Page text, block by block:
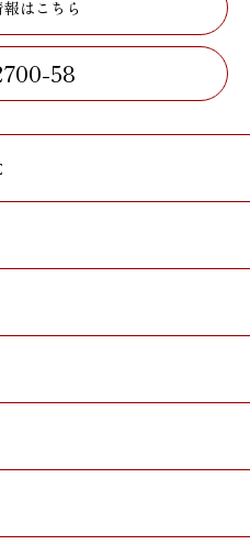
はこちら
58